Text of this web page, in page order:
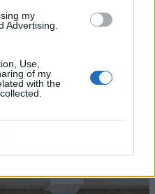
my
Advertising.
Use,
of my
with the